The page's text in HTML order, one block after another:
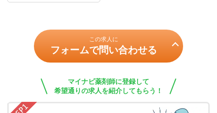
この求人に
フォームで問い合わせる
マイナビ薬剤師に登録して
希望通りの求人を紹介してもらう！